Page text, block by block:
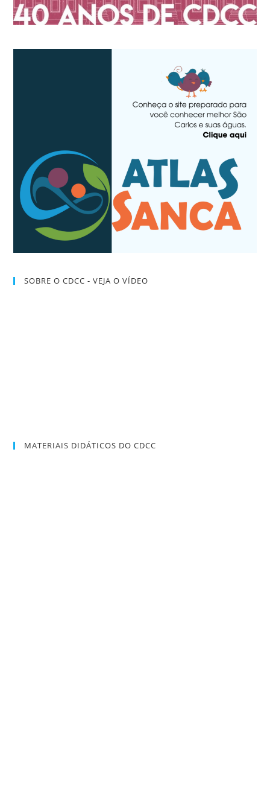
SOBRE O CDCC - VEJA O VÍDEO
MATERIAIS DIDÁTICOS DO CDCC